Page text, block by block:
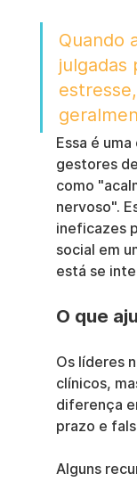
Quando
julgadas
Essa é
gestores
como
nervoso".
ineficazes
social em
está se
O que
Os líderes
clínicos,
diferença
prazo e
Alguns